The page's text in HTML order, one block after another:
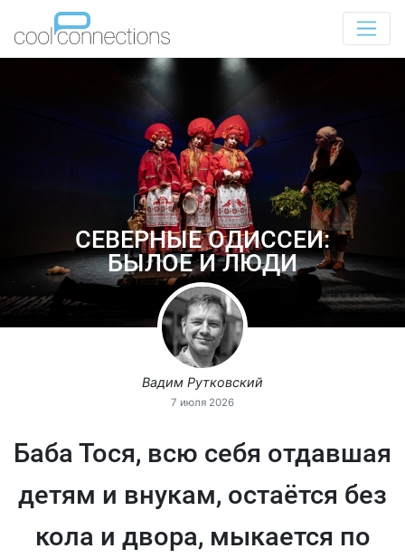
СЕВЕРНЫЕ ОДИССЕИ:
БЫЛОЕ И ЛЮДИ
Вадим Рутковский
7 июля 2026
Баба Тося, всю себя отдавшая
детям и внукам, остаётся без
кола и двора, мыкается по